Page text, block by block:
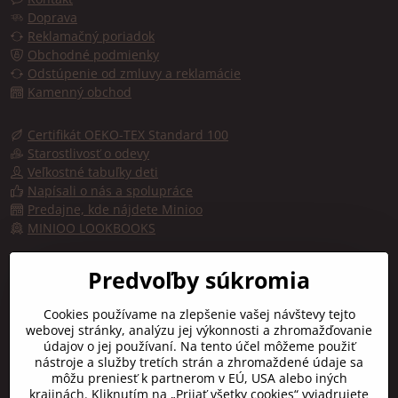
Doprava
Reklamačný poriadok
Obchodné podmienky
Odstúpenie od zmluvy a reklamácie
Kamenný obchod
Certifikát OEKO-TEX Standard 100
Starostlivosť o odevy
Veľkostné tabuľky deti
Napísali o nás a spolupráce
Predajne, kde nájdete Minioo
MINIOO LOOKBOOKS
Predajňa, kde kúpite značku minioo - Fashion by kids
91701 TRNAVA
Otváracie hodiny:
Pon-Pia:9:00 - 16:30
Sobota:10:00 - 12:00
Predvoľby súkromia
Cookies používame na zlepšenie vašej návštevy tejto
webovej stránky, analýzu jej výkonnosti a zhromažďovanie
údajov o jej používaní. Na tento účel môžeme použiť
nástroje a služby tretích strán a zhromaždené údaje sa
môžu preniesť k partnerom v EÚ, USA alebo iných
krajinách. Kliknutím na „Prijať všetky cookies“ vyjadrujete